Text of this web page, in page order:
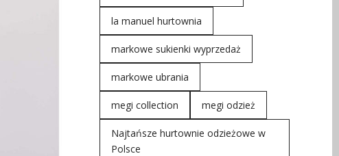
la manuel hurtownia
markowe sukienki wyprzedaż
markowe ubrania
megi collection megi odzież
Najtańsze hurtownie odzieżowe w
Polsce